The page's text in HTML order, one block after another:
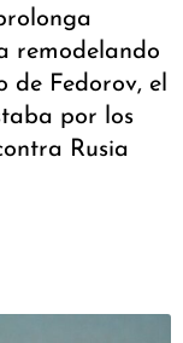
remodelando
de Fedorov, el
por los
Rusia